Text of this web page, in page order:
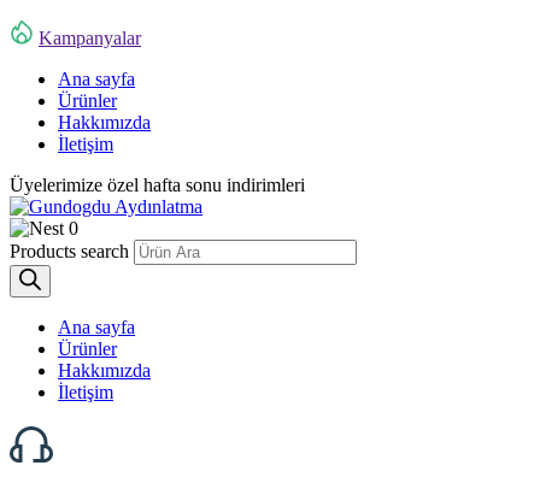
Kampanyalar
Ana sayfa
Ürünler
Hakkımızda
İletişim
Üyelerimize özel hafta sonu indirimleri
0
Products search
Ana sayfa
Ürünler
Hakkımızda
İletişim